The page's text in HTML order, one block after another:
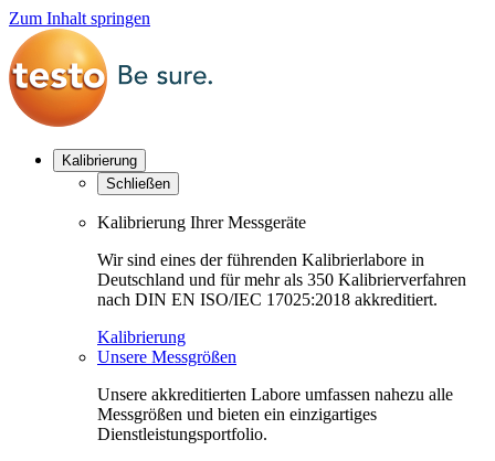
Zum Inhalt springen
Kalibrierung
Schließen
Kalibrierung Ihrer Messgeräte
Wir sind eines der führenden Kalibrierlabore in
Deutschland und für mehr als 350 Kalibrierverfahren
nach DIN EN ISO/IEC 17025:2018 akkreditiert.
Kalibrierung
Unsere Messgrößen
Unsere akkreditierten Labore umfassen nahezu alle
Messgrößen und bieten ein einzigartiges
Dienstleistungsportfolio.